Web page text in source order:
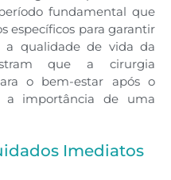
fundamental que
específicos para garantir
a qualidade de vida da
que a cirurgia
o bem-estar após o
a importância de uma
Imediatos